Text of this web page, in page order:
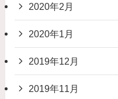
2020年2月
2020年1月
2019年12月
2019年11月